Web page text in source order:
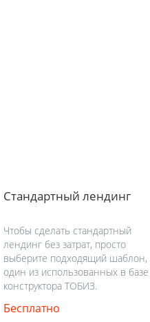
Стандартный лендинг
Чтобы сделать стандартный
лендинг без затрат, просто
выберите подходящий шаблон,
один из использованных в базе
конструктора ТОБИЗ.
Бесплатно